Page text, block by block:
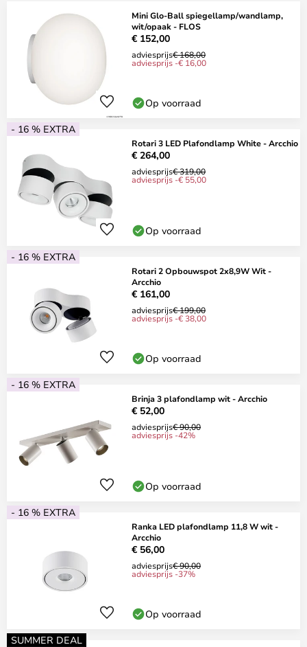
Mini Glo-Ball spiegellamp/wandlamp,
wit/opaak - FLOS
€ 152,00
adviesprijs€ 168,00
adviesprijs -€ 16,00
Op voorraad
- 16 % EXTRA
Rotari 3 LED Plafondlamp White - Arcchio
€ 264,00
adviesprijs€ 319,00
adviesprijs -€ 55,00
Op voorraad
- 16 % EXTRA
Rotari 2 Opbouwspot 2x8,9W Wit -
Arcchio
€ 161,00
adviesprijs€ 199,00
adviesprijs -€ 38,00
Op voorraad
- 16 % EXTRA
Brinja 3 plafondlamp wit - Arcchio
€ 52,00
adviesprijs€ 90,00
adviesprijs -42%
Op voorraad
- 16 % EXTRA
Ranka LED plafondlamp 11,8 W wit -
Arcchio
€ 56,00
adviesprijs€ 90,00
adviesprijs -37%
Op voorraad
SUMMER DEAL